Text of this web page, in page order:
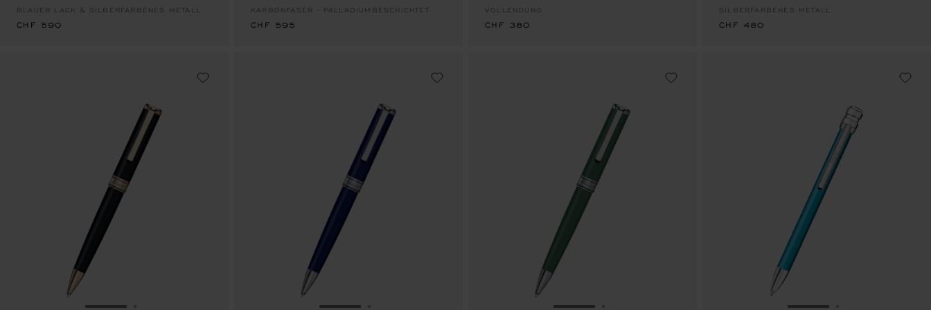
BLAUER LACK & SILBERFARBENES METALL
CHF 590
KARBONFASER - PALLADIUMBESCHICHTET
CHF 595
VOLLENDUNG
CHF 380
SILBERFARBENES METALL
CHF 480